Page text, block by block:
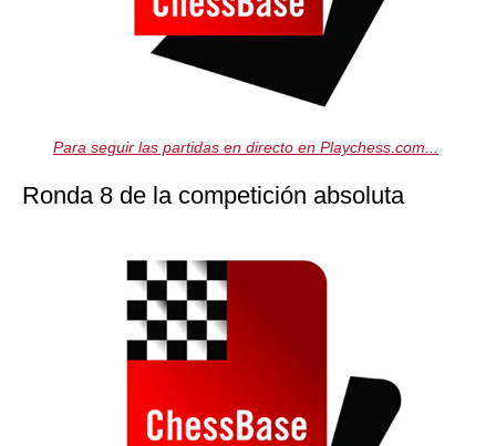
Para seguir las partidas en directo en Playchess.com...
Ronda 8 de la competición absoluta